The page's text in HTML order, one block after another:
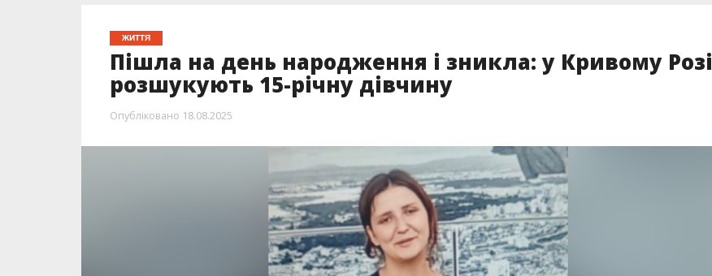
ЖИТТЯ
Пішла на день народження і зникла: у Кривому Розі
розшукують 15-річну дівчину
Опубліковано 18.08.2025